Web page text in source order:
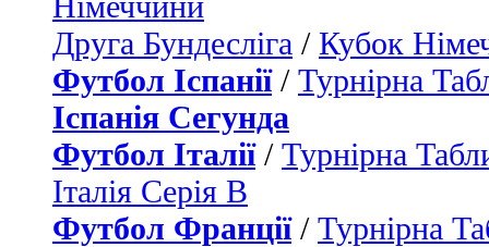
Друга Бундесліга / Кубок
Футбол Іспанії/ Турнірна
Іспанія Сегунда
Футбол Італії/ Турнірна
Італія Серія B
Футбол Франції/ Турнірна